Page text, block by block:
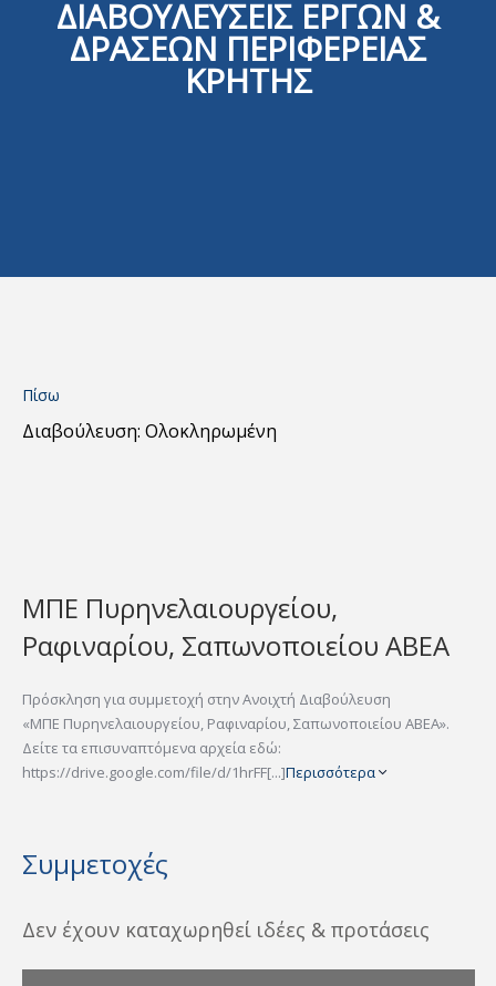
ΔΙΑΒΟΥΛΕΥΣΕΙΣ ΕΡΓΩΝ &
ΔΡΑΣΕΩΝ ΠΕΡΙΦΕΡΕΙΑΣ
ΚΡΗΤΗΣ
Πίσω
Διαβούλευση: Ολοκληρωμένη
ΜΠΕ Πυρηνελαιουργείου,
Ραφιναρίου, Σαπωνοποιείου ΑΒΕΑ
Πρόσκληση για συμμετοχή στην Ανοιχτή Διαβούλευση
«ΜΠΕ Πυρηνελαιουργείου, Ραφιναρίου, Σαπωνοποιείου ΑΒΕΑ».
Δείτε τα επισυναπτόμενα αρχεία εδώ:
https://drive.google.com/file/d/1hrFF[...]Περισσότερα
Συμμετοχές
Δεν έχουν καταχωρηθεί ιδέες & προτάσεις